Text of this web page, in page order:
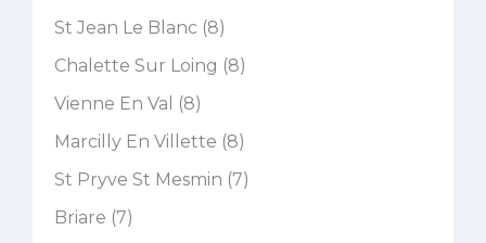
St Jean Le Blanc (8)
Chalette Sur Loing (8)
Vienne En Val (8)
Marcilly En Villette (8)
St Pryve St Mesmin (7)
Briare (7)